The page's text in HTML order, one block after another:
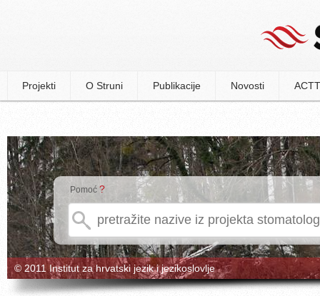
Projekti O Struni Publikacije Novosti
Pomoć ?
© 2011 Institut za hrvatski jezik i jezikoslovlje